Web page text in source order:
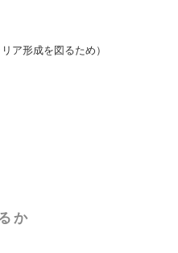
ア形成を図るため）
か